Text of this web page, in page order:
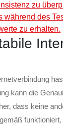
zu
des
zu erhalten.
kann die
dass keine